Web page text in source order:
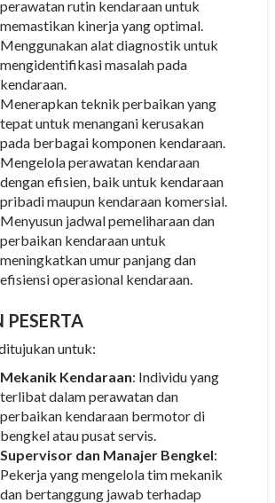
perawatan rutin kendaraan untuk
memastikan kinerja yang optimal.
Menggunakan alat diagnostik untuk
mengidentifikasi masalah pada
kendaraan.
Menerapkan teknik perbaikan yang
tepat untuk menangani kerusakan
pada berbagai komponen kendaraan.
Mengelola perawatan kendaraan
dengan efisien, baik untuk kendaraan
pribadi maupun kendaraan komersial.
Menyusun jadwal pemeliharaan dan
perbaikan kendaraan untuk
meningkatkan umur panjang dan
efisiensi operasional kendaraan.
PESERTA
untuk:
Mekanik Kendaraan: Individu yang
terlibat dalam perawatan dan
perbaikan kendaraan bermotor di
bengkel atau pusat servis.
Supervisor dan Manajer Bengkel:
Pekerja yang mengelola tim mekanik
dan bertanggung jawab terhadap